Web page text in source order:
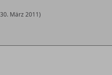
30. März 2011)